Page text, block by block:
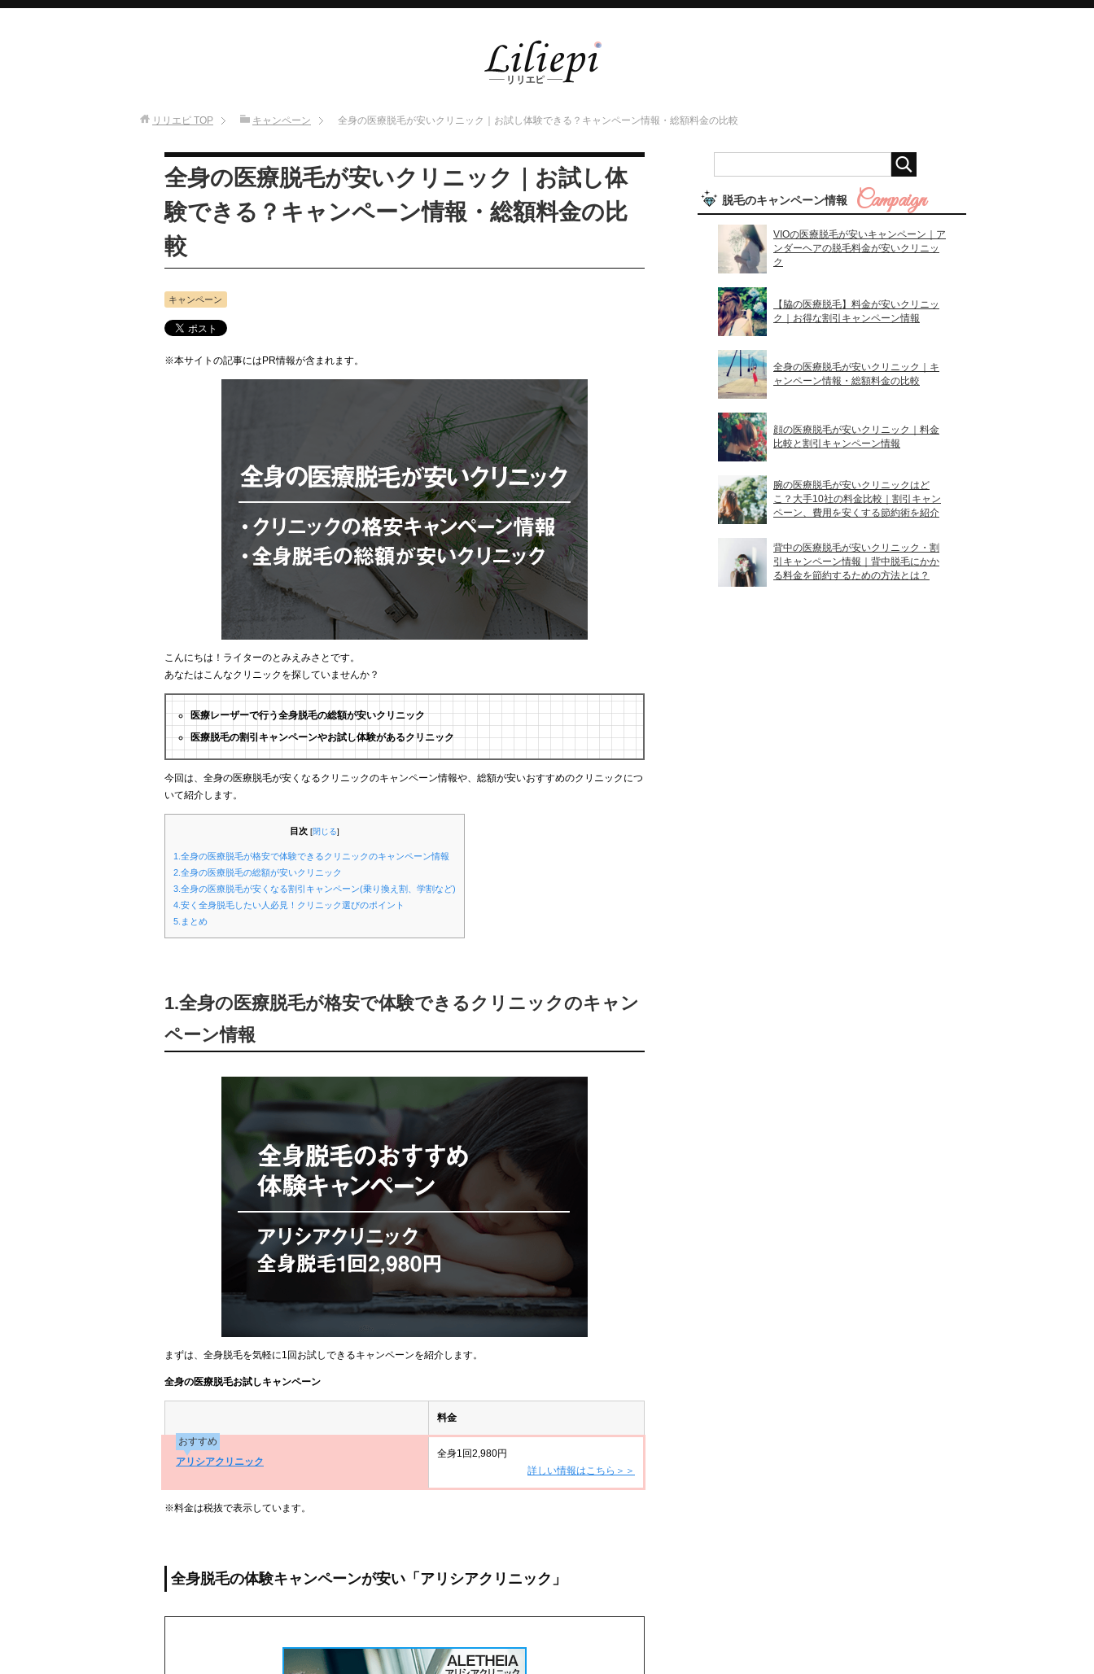
リリエピ TOP キャンペーン 全身の医療脱毛が安いクリニック｜お試し体験できる？キャンペーン情報・総額料金の比較
全身の医療脱毛が安いクリニック｜お試し体
験できる？キャンペーン情報・総額料金の比
較
キャンペーン
※本サイトの記事にはPR情報が含まれます。
こんにちは！ライターのとみえみさとです。
あなたはこんなクリニックを探していませんか？
医療レーザーで行う全身脱毛の総額が安いクリニック
医療脱毛の割引キャンペーンやお試し体験があるクリニック
今回は、全身の医療脱毛が安くなるクリニックのキャンペーン情報や、総額が安いおすすめのクリニックにつ
いて紹介します。
目次 [閉じる]
1.全身の医療脱毛が格安で体験できるクリニックのキャンペーン情報
2.全身の医療脱毛の総額が安いクリニック
3.全身の医療脱毛が安くなる割引キャンペーン(乗り換え割、学割など)
4.安く全身脱毛したい人必見！クリニック選びのポイント
5.まとめ
1.全身の医療脱毛が格安で体験できるクリニックのキャン
ペーン情報
まずは、全身脱毛を気軽に1回お試しできるキャンペーンを紹介します。
全身の医療脱毛お試しキャンペーン
料金
おすすめ
アリシアクリニック
全身1回2,980円
詳しい情報はこちら＞＞
※料金は税抜で表示しています。
全身脱毛の体験キャンペーンが安い「アリシアクリニック」
脱毛のキャンペーン情報
VIOの医療脱毛が安いキャンペーン｜ア
ンダーヘアの脱毛料金が安いクリニッ
ク
【脇の医療脱毛】料金が安いクリニッ
ク｜お得な割引キャンペーン情報
全身の医療脱毛が安いクリニック｜キ
ャンペーン情報・総額料金の比較
顔の医療脱毛が安いクリニック｜料金
比較と割引キャンペーン情報
腕の医療脱毛が安いクリニックはど
こ？大手10社の料金比較｜割引キャン
ペーン、費用を安くする節約術を紹介
背中の医療脱毛が安いクリニック・割
引キャンペーン情報｜背中脱毛にかか
る料金を節約するための方法とは？